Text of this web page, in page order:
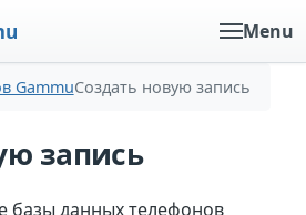
Menu
GammuСоздать новую запись
запись
базы данных телефонов